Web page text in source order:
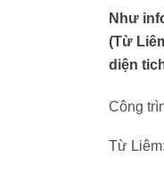
Như
(Từ
diện
Công
Từ